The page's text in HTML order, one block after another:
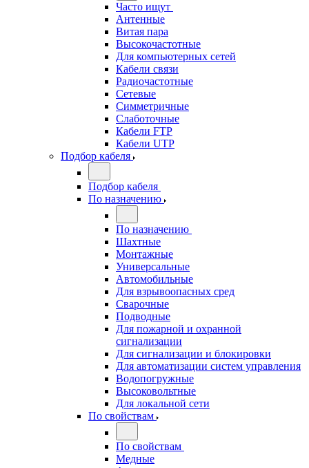
Часто ищут
Антенные
Витая пара
Высокочастотные
Для компьютерных сетей
Кабели связи
Радиочастотные
Сетевые
Симметричные
Слаботочные
Кабели FTP
Кабели UTP
Подбор кабеля
Подбор кабеля
По назначению
По назначению
Шахтные
Монтажные
Универсальные
Автомобильные
Для взрывоопасных сред
Сварочные
Подводные
Для пожарной и охранной
сигнализации
Для сигнализации и блокировки
Для автоматизации систем управления
Водопогружные
Высоковольтные
Для локальной сети
По свойствам
По свойствам
Медные